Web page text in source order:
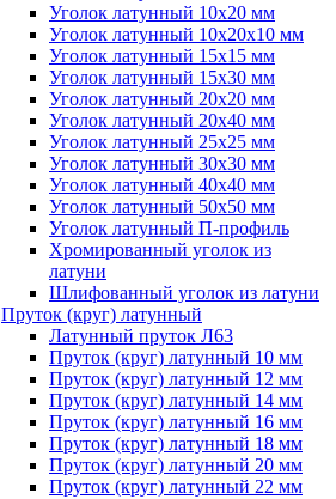
Уголок латунный 10x20 мм
Уголок латунный 10x20x10 мм
Уголок латунный 15x15 мм
Уголок латунный 15x30 мм
Уголок латунный 20x20 мм
Уголок латунный 20x40 мм
Уголок латунный 25x25 мм
Уголок латунный 30x30 мм
Уголок латунный 40x40 мм
Уголок латунный 50x50 мм
Уголок латунный П-профиль
Хромированный уголок из
латуни
Шлифованный уголок из латуни
Пруток (круг) латунный
Латунный пруток Л63
Пруток (круг) латунный 10 мм
Пруток (круг) латунный 12 мм
Пруток (круг) латунный 14 мм
Пруток (круг) латунный 16 мм
Пруток (круг) латунный 18 мм
Пруток (круг) латунный 20 мм
Пруток (круг) латунный 22 мм